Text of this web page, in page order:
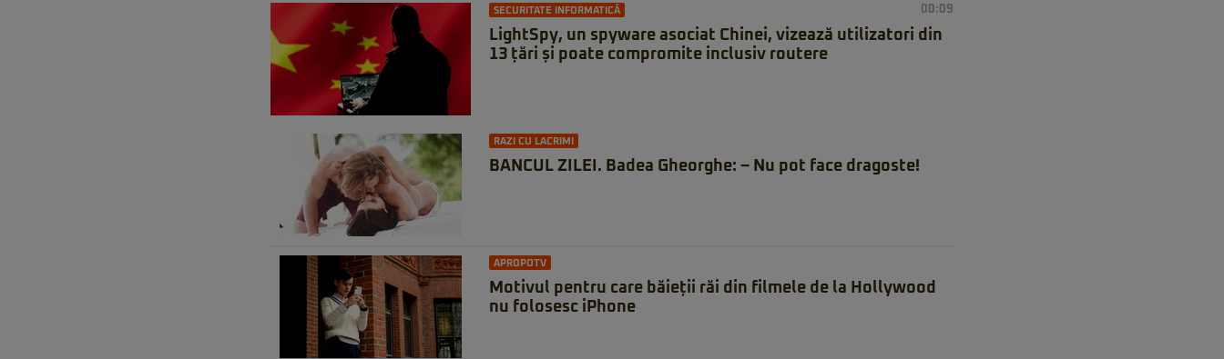
SECURITATE INFORMATICĂ 00:09
LightSpy, un spyware asociat Chinei, vizează utilizatori din
13 țări și poate compromite inclusiv routere
RAZI CU LACRIMI
BANCUL ZILEI. Badea Gheorghe: – Nu pot face dragoste!
APROPOTV
Motivul pentru care băieții răi din filmele de la Hollywood
nu folosesc iPhone